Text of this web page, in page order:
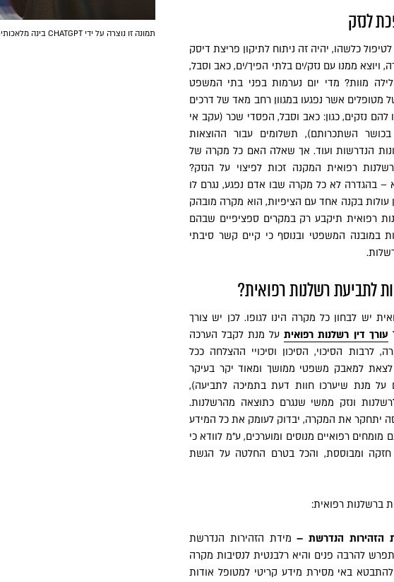
לנזק
כלשהו, יהיה זה ניתוח לתיקון פריצת דיסק
ויוצא ממנו עם נזק/ים בלתי הפיך/ים, כאב וסבל,
מוות? מדי יום נערמות בפני בתי המשפט
מטופלים אשר נפגעו במגוון רחב מאד של דרכים
להם נזקים, כגון: כאב וסבל, הפסדי שכר (עקב אי
בכושר השתכרותם), תשלומים עבור ההוצאות
הנדרשות ועוד. אך שאלה האם כל מקרה של
רפואית המקנה זכות לפיצוי על הנזק?
בהגדרה לא כל מקרה שבו אדם נפגע, נגרם לו
עולות בקנה אחד עם הציפיות, הוא מקרה מובהק
רפואית תיקבע רק במקרים ספציפיים שבהם
במובנה המשפטי ובנוסף כי קיים קשר סיבתי
לתביעת רשלנות רפואית?
יש לבחון כל מקרה הינו לגופו. לכן יש צורך
עורך דין רשלנות רפואיתעל מנת לקבל הערכה
לרבות הסיכוי, הסיכון וסיכויי ההצלחה ככל
למאבק משפטי ממושך ומאוד יקר בעיקר
על מנת שיערכו חוות דעת בתמיכה לתביעה),
ונזק ממשי שנגרם כתוצאה מהרשלנות.
יתחקר את המקרה, יבדוק לעומק את כל המידע
מומחים רפואיים מנוסים ומוערכים, ע"מ לוודא כי
חזקה ומבוססת, והכל בטרם החלטה על הגשת
ברשלנות רפואית:
מידת הזהירות הנדרשת
להרבה פנים והיא רלבנטית לנסיבות מקרה
להתבטא באי מסירת מידע קריטי למטופל אודות
תמונה זו נוצרה על ידי CHATGPT בינה מלאכותית